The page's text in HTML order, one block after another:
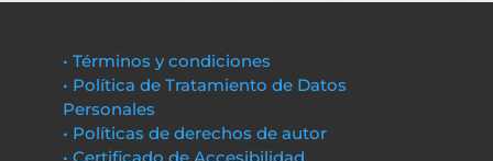
• Términos y condiciones
• Política de Tratamiento de Datos
Personales
• Políticas de derechos de autor